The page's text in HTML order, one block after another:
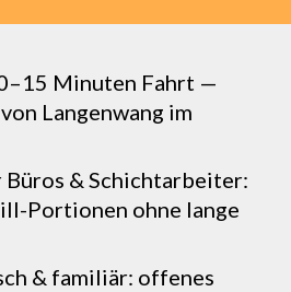
Minuten Fahrt —
Langenwang im
& Schichtarbeiter:
Portionen ohne lange
& familiär: offenes